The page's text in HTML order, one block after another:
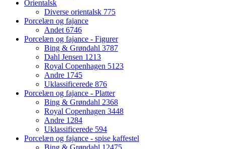
Orientalsk
Diverse orientalsk 775
Porcelæn og fajance
Andet6746
Porcelæn og fajance - Figurer
Bing & Grøndahl 3787
Dahl Jensen 1213
Royal Copenhagen 5123
Andre 1745
Uklassificerede 876
Porcelæn og fajance - Platter
Bing & Grøndahl 2368
Royal Copenhagen 3448
Andre 1284
Uklassificerede 594
Porcelæn og fajance - spise kaffestel